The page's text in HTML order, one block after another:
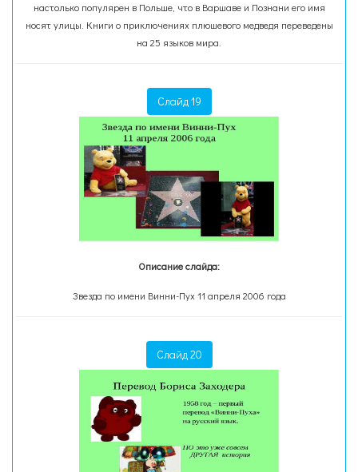
настолько популярен в Польше, что в Варшаве и Познани его имя
носят улицы. Книги о приключениях плюшевого медведя переведены
на 25 языков мира.
Слайд 19
Описание слайда:
Звезда по имени Винни-Пух 11 апреля 2006 года
Слайд 20